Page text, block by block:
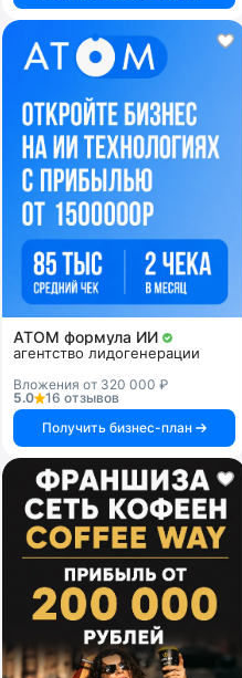
АТОМ формула ИИ
агентство лидогенерации
Вложения от 320 000 ₽
5.0
16 отзывов
Получить бизнес-план